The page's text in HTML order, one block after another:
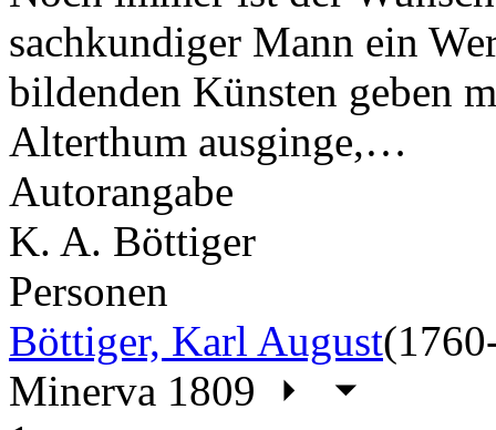
sachkundiger Mann ein
bildenden Künsten geben
Alterthum ausginge,…
Autorangabe
K. A. Böttiger
Personen
Böttiger, Karl August
Minerva 1809